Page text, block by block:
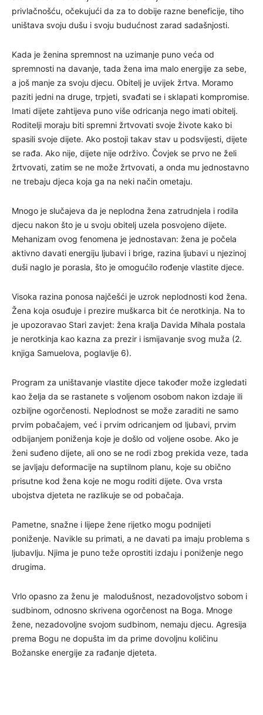
privlačnošću, očekujući da za to dobije razne beneficije, tiho
uništava svoju dušu i svoju budućnost zarad sadašnjosti.
Kada je ženina spremnost na uzimanje puno veća od
spremnosti na davanje, tada žena ima malo energije za sebe,
a još manje za svoju djecu. Obitelj je uvijek žrtva. Moramo
paziti jedni na druge, trpjeti, svađati se i sklapati kompromise.
Imati dijete zahtijeva puno više odricanja nego imati obitelj.
Roditelji moraju biti spremni žrtvovati svoje živote kako bi
spasili svoje dijete. Ako postoji takav stav u podsvijesti, dijete
se rađa. Ako nije, dijete nije održivo. Čovjek se prvo ne želi
žrtvovati, zatim se ne može žrtvovati, a onda mu jednostavno
ne trebaju djeca koja ga na neki način ometaju.
Mnogo je slučajeva da je neplodna žena zatrudnjela i rodila
djecu nakon što je u svoju obitelj uzela posvojeno dijete.
Mehanizam ovog fenomena je jednostavan: žena je počela
aktivno davati energiju ljubavi i brige, razina ljubavi u njezinoj
duši naglo je porasla, što je omogućilo rođenje vlastite djece.
Visoka razina ponosa najčešći je uzrok neplodnosti kod žena.
Žena koja osuđuje i prezire muškarca bit će nerotkinja. Na to
je upozoravao Stari zavjet: žena kralja Davida Mihala postala
je nerotkinja kao kazna za prezir i ismijavanje svog muža (2.
knjiga Samuelova, poglavlje 6).
Program za uništavanje vlastite djece također može izgledati
kao želja da se rastanete s voljenom osobom nakon izdaje ili
ozbiljne ogorčenosti. Neplodnost se može zaraditi ne samo
prvim pobačajem, već i prvim odricanjem od ljubavi, prvim
odbijanjem poniženja koje je došlo od voljene osobe. Ako je
ženi suđeno dijete, ali ono se ne rodi zbog prekida veze, tada
se javljaju deformacije na suptilnom planu, koje su obično
prisutne kod žena koje ne mogu roditi dijete. Ova vrsta
ubojstva djeteta ne razlikuje se od pobačaja.
Pametne, snažne i lijepe žene rijetko mogu podnijeti
poniženje. Navikle su primati, a ne davati pa imaju problema s
ljubavlju. Njima je puno teže oprostiti izdaju i poniženje nego
drugima.
Vrlo opasno za ženu je malodušnost, nezadovoljstvo sobom i
sudbinom, odnosno skrivena ogorčenost na Boga. Mnoge
žene, nezadovoljne svojom sudbinom, nemaju djecu. Agresija
prema Bogu ne dopušta im da prime dovoljnu količinu
Božanske energije za rađanje djeteta.